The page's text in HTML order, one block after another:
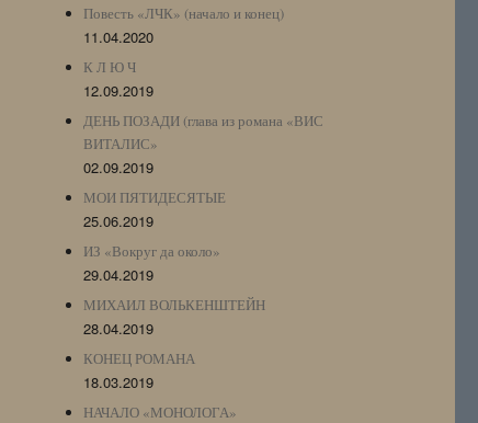
Повесть «ЛЧК» (начало и конец)
11.04.2020
К Л Ю Ч
12.09.2019
ДЕНЬ ПОЗАДИ (глава из романа «ВИС
ВИТАЛИС»
02.09.2019
МОИ ПЯТИДЕСЯТЫЕ
25.06.2019
ИЗ «Вокруг да около»
29.04.2019
МИХАИЛ ВОЛЬКЕНШТЕЙН
28.04.2019
КОНЕЦ РОМАНА
18.03.2019
НАЧАЛО «МОНОЛОГА»